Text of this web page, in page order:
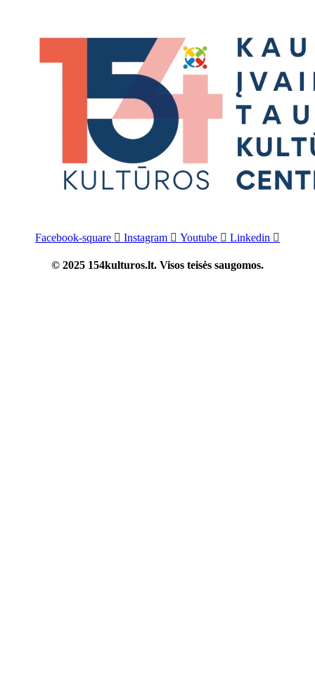
Facebook-square Instagram Youtube Linkedin
© 2025 154kulturos.lt. Visos teisės saugomos.